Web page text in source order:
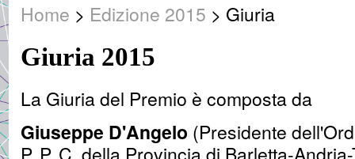
Home > Edizione 2015 > Giuria
Giuria 2015
La Giuria del Premio è composta da
Giuseppe D'Angelo (Presidente